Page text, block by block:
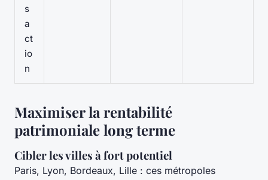
s
a
ct
io
n
Maximiser la rentabilité
patrimoniale long terme
Cibler les villes à fort potentiel
Paris, Lyon, Bordeaux, Lille : ces métropoles